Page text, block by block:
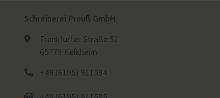
Schreinerei Preuß GmbH
Frankfurter Straße 51
65779 Kelkheim
+49 (6195) 911594